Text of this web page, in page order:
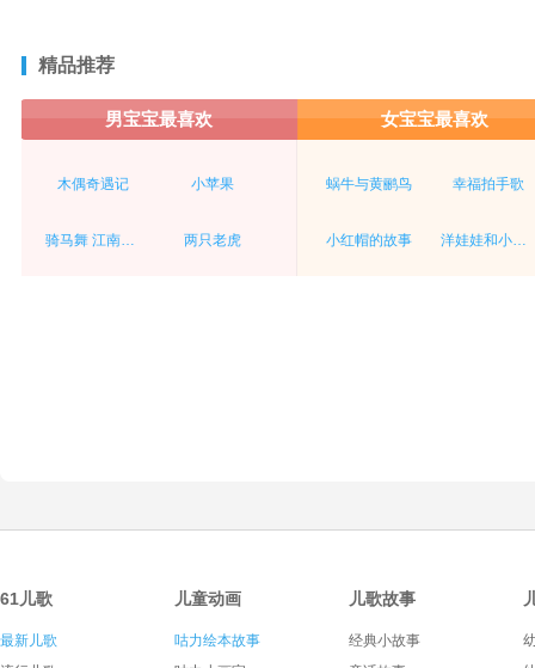
精品推荐
男宝宝最喜欢 女宝宝最喜欢
木偶奇遇记 小苹果
骑马舞 江南style 两只老虎
蜗牛与黄鹂鸟 幸福拍手歌
小红帽的故事 洋娃娃和小熊跳舞
61儿歌
最新儿歌
儿童动画
咕力绘本故事
儿歌故事
经典小故事